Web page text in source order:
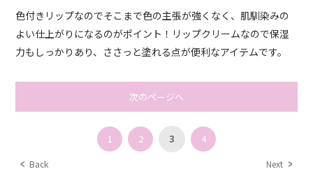
色付きリップなのでそこまで色の主張が強くなく、肌馴染みの
よい仕上がりになるのがポイント！リップクリームなので保湿
力もしっかりあり、ささっと塗れる点が便利なアイテムです。
次のページへ
Back
1 2 3 4
Next